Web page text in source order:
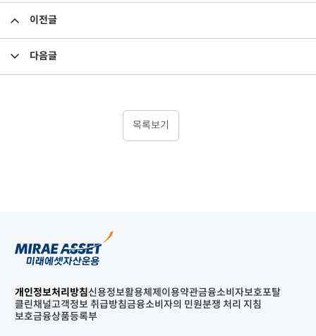
이전글
다음글
목록보기
개인정보처리방침신용정보활용체제 이용약관금융소비자보호포탈
클린채널고객정보 취급방침금융소비자의 민원분쟁 처리 지침
보호금융상품등록부